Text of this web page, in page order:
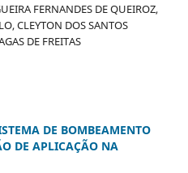
FERNANDES DE QUEIROZ,
CLEYTON DOS SANTOS
DE FREITAS
DE BOMBEAMENTO
DE APLICAÇÃO NA